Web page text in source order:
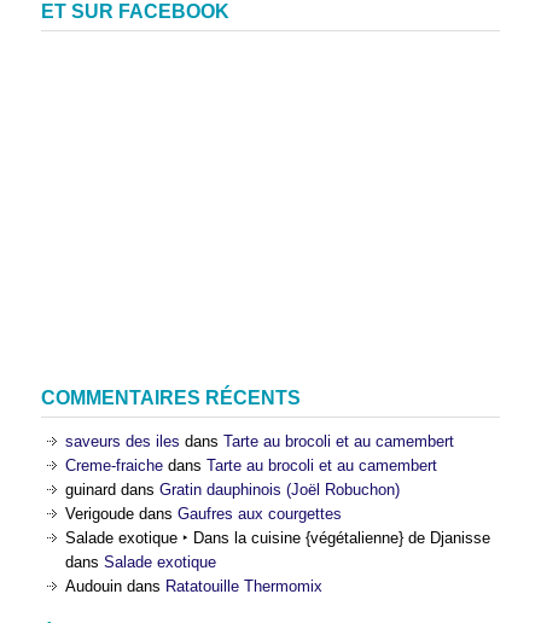
ET SUR FACEBOOK
COMMENTAIRES RÉCENTS
saveurs des iles dans Tarte au brocoli et au camembert
Creme-fraiche dans Tarte au brocoli et au camembert
guinard dans Gratin dauphinois (Joël Robuchon)
Verigoude dans Gaufres aux courgettes
Salade exotique ‣ Dans la cuisine {végétalienne} de Djanisse
dans Salade exotique
Audouin dans Ratatouille Thermomix